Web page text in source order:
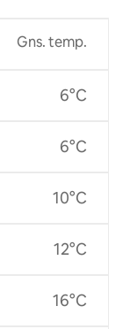
Gns. temp.
6°C
6°C
10°C
12°C
16°C